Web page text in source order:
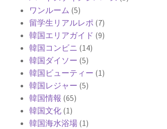
ワンルーム (5)
留学生リアルレポ (7)
韓国エリアガイド (9)
韓国コンビニ (14)
韓国ダイソー (5)
韓国ビューティー (1)
韓国レジャー (5)
韓国情報 (65)
韓国文化 (1)
韓国海水浴場 (1)